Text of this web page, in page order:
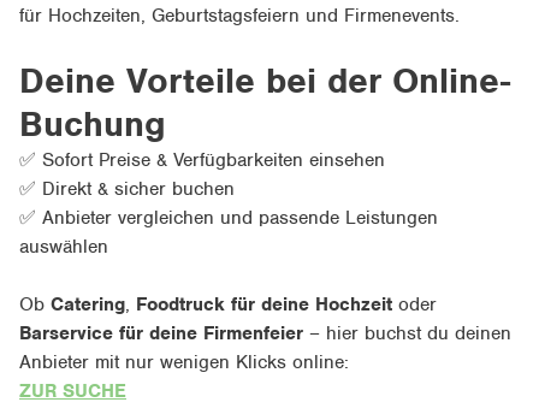
für Hochzeiten, Geburtstagsfeiern und Firmenevents.
Deine Vorteile bei der Online-
Buchung
✅ Sofort Preise & Verfügbarkeiten einsehen
✅ Direkt & sicher buchen
✅ Anbieter vergleichen und passende Leistungen
auswählen
Ob Catering, Foodtruck für deine Hochzeit oder
Barservice für deine Firmenfeier – hier buchst du deinen
Anbieter mit nur wenigen Klicks online:
ZUR SUCHE